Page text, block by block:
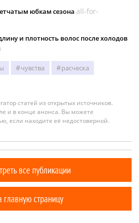
юбкам сезона all-for-
и плотность волос после холодов
чувства
расческа
статей из открытых источников.
и в конце анонса. Вы можете
если находите её недостоверной.
все публикации
главную страницу